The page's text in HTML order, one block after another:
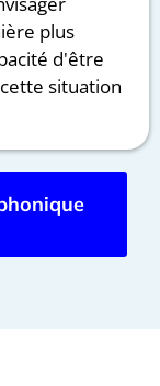
plus
d'être
situation